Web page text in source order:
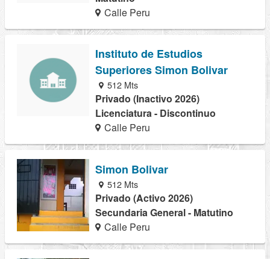
Calle Peru
Instituto de Estudios
Superiores Simon Bolivar
512 Mts
Privado (Inactivo 2026)
Licenciatura - Discontinuo
Calle Peru
Simon Bolivar
512 Mts
Privado (Activo 2026)
Secundaria General - Matutino
Calle Peru